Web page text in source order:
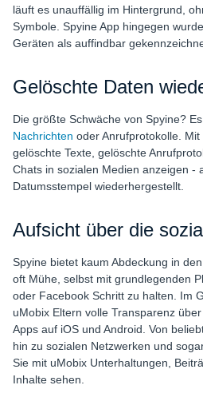
läuft es unauffällig im Hintergrund,
Symbole. Spyine App hingegen
Geräten als auffindbar
Gelöschte Daten
Die größte Schwäche von Spyine?
Nachrichten oder Anrufprotokolle.
gelöschte Texte, gelöschte
Chats in sozialen Medien anzeigen -
Datumsstempel wiederhergestellt.
Aufsicht über die
Spyine bietet kaum Abdeckung in
oft Mühe, selbst mit grundlegenden
oder Facebook Schritt zu halten. Im
uMobix Eltern volle Transparenz
Apps auf iOS und Android. Von
hin zu sozialen Netzwerken und
Sie mit uMobix Unterhaltungen,
Inhalte sehen.